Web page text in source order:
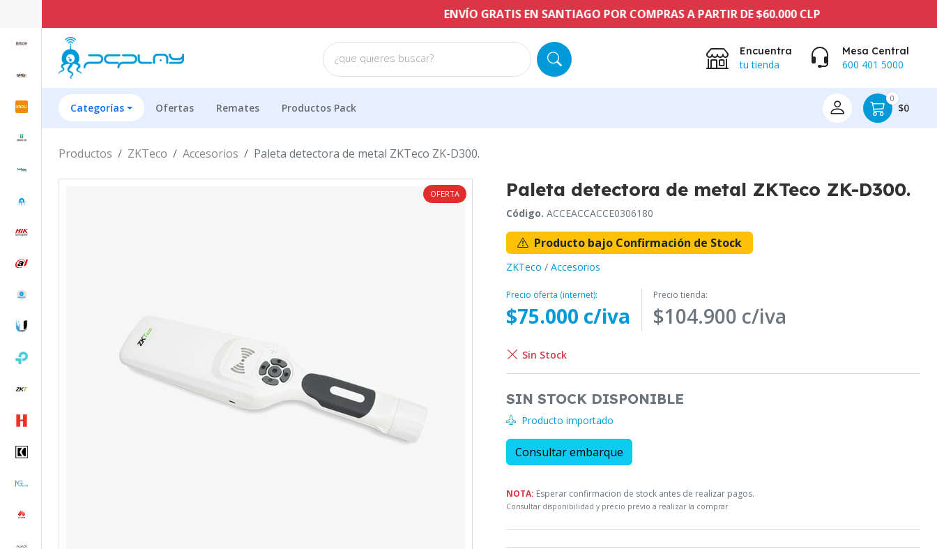
ENVÍO GRATIS EN SANTIAGO POR COMPRAS A PARTIR DE $60.000 CLP
¿que quieres buscar?
Encuentra
tu tienda
Mesa Central
600 401 5000
Categorías Ofertas Remates Productos Pack
0
$0
Productos ZKTeco Accesorios Paleta detectora de metal ZKTeco ZK-D300.
OFERTA Paleta detectora de metal ZKTeco ZK-D300.
Código. ACCEACCACCE0306180
Producto bajo Confirmación de Stock
ZKTeco / Accesorios
Precio oferta (internet):
$75.000 c/iva
Precio tienda:
$104.900 c/iva
Sin Stock
SIN STOCK DISPONIBLE
Producto importado
Consultar embarque
NOTA: Esperar confirmacion de stock antes de realizar pagos.
Consultar disponibilidad y precio previo a realizar la comprar